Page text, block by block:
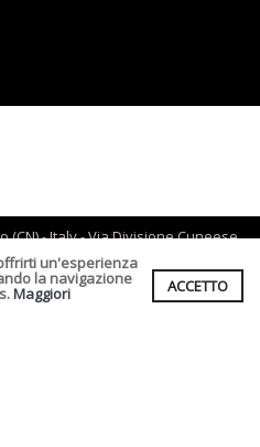
(CN) - Italy - Via Divisione Cuneese
- P.IVA:IT02252000043
n :IT02252000043 Rea n. CN-
: € 90.000,00 I.v.
un'esperienza
la navigazione
Maggiori ACCETTO